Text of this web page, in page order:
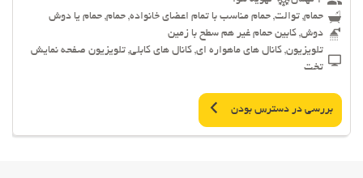
حمام, توالت, حمام مناسب با تمام اعضای خانواده, حمام, حمام یا دوش
دوش, کابین حمام غیر هم سطح با زمین
تلویزیون, کانال های ماهواره ای, کانال های کابلی, تلویزیون صفحه نمایش
تخت
بررسی در دسترس بودن